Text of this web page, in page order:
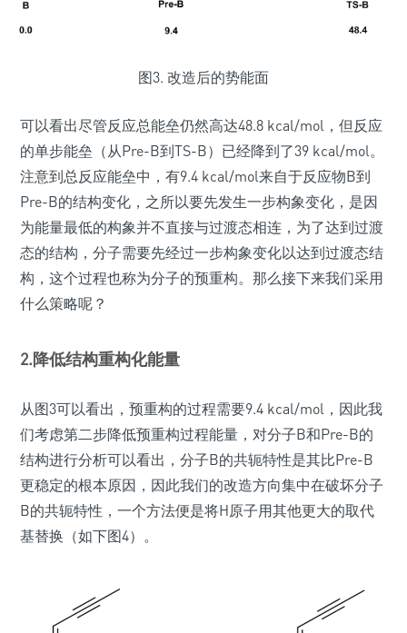
图3. 改造后的势能面
可以看出尽管反应总能垒仍然高达48.8 kcal/mol，但反应
的单步能垒（从Pre-B到TS-B）已经降到了39 kcal/mol。
注意到总反应能垒中，有9.4 kcal/mol来自于反应物B到
Pre-B的结构变化，之所以要先发生一步构象变化，是因
为能量最低的构象并不直接与过渡态相连，为了达到过渡
态的结构，分子需要先经过一步构象变化以达到过渡态结
构，这个过程也称为分子的预重构。那么接下来我们采用
什么策略呢？
2.降低结构重构化能量
从图3可以看出，预重构的过程需要9.4 kcal/mol，因此我
们考虑第二步降低预重构过程能量，对分子B和Pre-B的
结构进行分析可以看出，分子B的共轭特性是其比Pre-B
更稳定的根本原因，因此我们的改造方向集中在破坏分子
B的共轭特性，一个方法便是将H原子用其他更大的取代
基替换（如下图4）。